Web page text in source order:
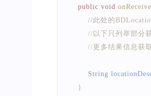
public void
//此处的
//以下只列举部分
//更多结果信息获
String
}